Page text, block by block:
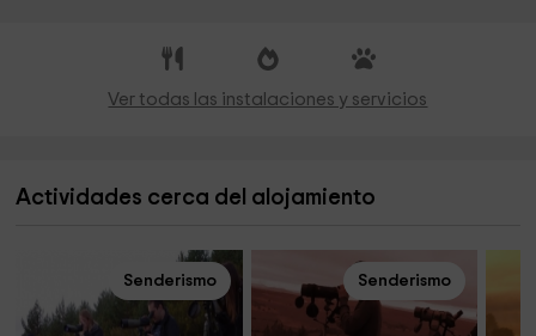
Ver todas las instalaciones y servicios
Actividades cerca del alojamiento
Senderismo Senderismo